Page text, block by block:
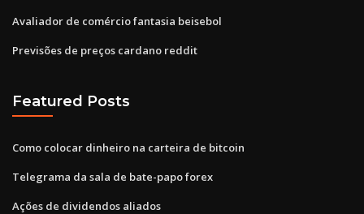
Avaliador de comércio fantasia beisebol
Previsões de preços cardano reddit
Featured Posts
Como colocar dinheiro na carteira de bitcoin
Telegrama da sala de bate-papo forex
Ações de dividendos aliados